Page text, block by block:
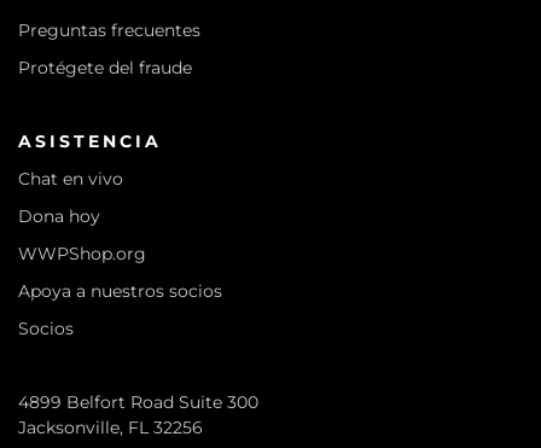
Preguntas frecuentes
Protégete del fraude
ASISTENCIA
Chat en vivo
Dona hoy
WWPShop.org
Apoya a nuestros socios
Socios
4899 Belfort Road Suite 300
Jacksonville, FL 32256